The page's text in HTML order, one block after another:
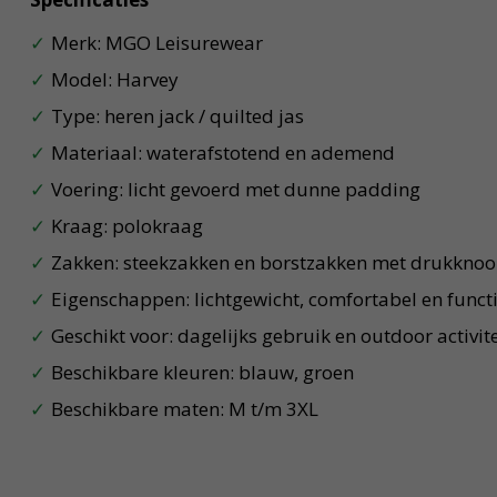
Merk: MGO Leisurewear
Model: Harvey
Type: heren jack / quilted jas
Materiaal: waterafstotend en ademend
Voering: licht gevoerd met dunne padding
Kraag: polokraag
Zakken: steekzakken en borstzakken met
Eigenschappen: lichtgewicht, comfortabel en
Geschikt voor: dagelijks gebruik en outdoor
Beschikbare kleuren: blauw, groen
Beschikbare maten: M t/m 3XL